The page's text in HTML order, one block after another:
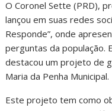
O Coronel Sette (PRD),
lançou em suas redes
Responde”, onde
perguntas da população.
destacou um projeto de
Maria da Penha Municipal.
Este projeto tem como